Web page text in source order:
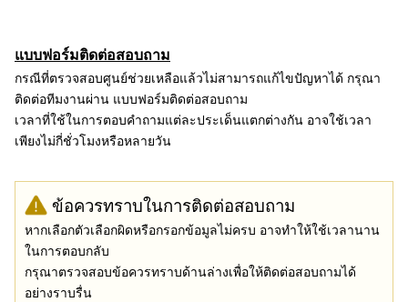
แบบฟอร์มติดต่อสอบถาม
กรณีที่ตรวจสอบศูนย์ช่วยเหลือแล้วไม่สามารถแก้ไขปัญหาได้ กรุณา
ติดต่อทีมงานผ่าน แบบฟอร์มติดต่อสอบถาม
เวลาที่ใช้ในการตอบคำถามแต่ละประเด็นแตกต่างกัน อาจใช้เวลา
เพียงไม่กี่ชั่วโมงหรือหลายวัน
ข้อควรทราบในการติดต่อสอบถาม
หากเลือกตัวเลือกผิดหรือกรอกข้อมูลไม่ครบ อาจทำให้ใช้เวลานาน
ในการตอบกลับ
กรุณาตรวจสอบข้อควรทราบด้านล่างเพื่อให้ติดต่อสอบถามได้
อย่างราบรื่น